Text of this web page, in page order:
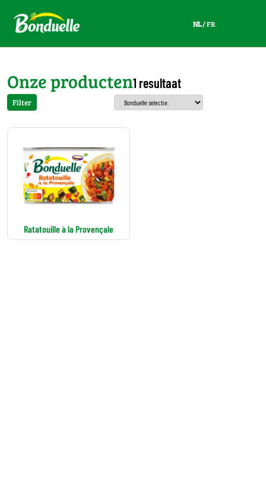
NL/FR
Onze producten1 resultaat
Filter
Ratatouille à la Provençale